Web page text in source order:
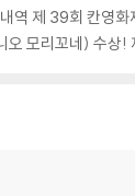
불가피하다고
대항하는 힘을
제 39회 칸영화
모리꼬네) 수상